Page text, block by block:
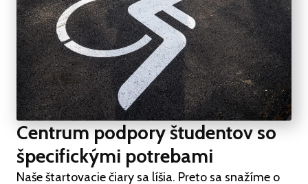
Centrum podpory študentov so
špecifickými potrebami
Naše štartovacie čiary sa líšia. Preto sa snažíme o